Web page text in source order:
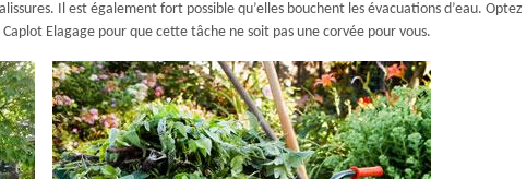
Il est également fort possible qu’elles bouchent les évacuations d’eau. Optez
Elagage pour que cette tâche ne soit pas une corvée pour vous.